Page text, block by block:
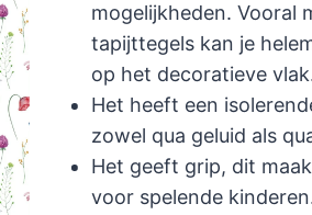
mogelijkheden. Vooral
tapijttegels kan je
op het decoratieve
Het heeft een
zowel qua geluid als
Het geeft grip, dit
voor spelende